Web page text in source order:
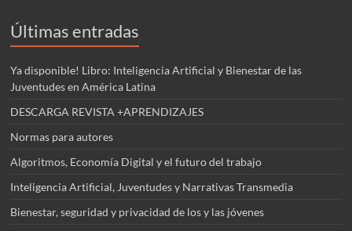
Últimas entradas
Ya disponible! Libro: Inteligencia Artificial y Bienestar de las
Juventudes en América Latina
DESCARGA REVISTA +APRENDIZAJES
Normas para autores
Algoritmos, Economía Digital y el futuro del trabajo
Inteligencia Artificial, Juventudes y Narrativas Transmedia
Bienestar, seguridad y privacidad de los y las jóvenes